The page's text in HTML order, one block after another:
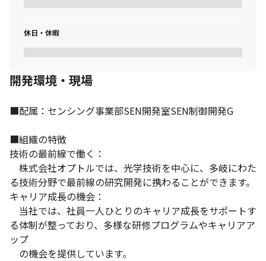
休日・休暇
開発環境・現場
■配属：センシング事業部SEN開発室SEN制御開発G
■組織の特徴
技術の最前線で働く：
株式会社オプトルでは、光学技術を中心に、多岐にわた
る技術分野で最前線の研究開発に携わることができます。
キャリア成長の機会：
当社では、社員一人ひとりのキャリア成長をサポートす
る体制が整っており、多様な研修プログラムやキャリアア
ップ
の機会を提供しています。